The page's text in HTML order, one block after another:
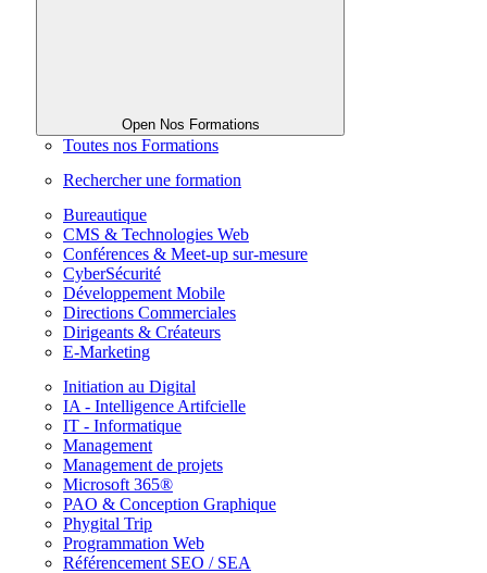
Open Nos Formations
Toutes nos Formations
Rechercher une formation
Bureautique
CMS & Technologies Web
Conférences & Meet-up sur-mesure
CyberSécurité
Développement Mobile
Directions Commerciales
Dirigeants & Créateurs
E-Marketing
Initiation au Digital
IA - Intelligence Artifcielle
IT - Informatique
Management
Management de projets
Microsoft 365®
PAO & Conception Graphique
Phygital Trip
Programmation Web
Référencement SEO / SEA